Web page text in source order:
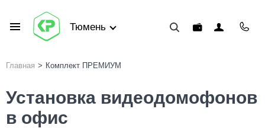
Тюмень
Главная > Комплект ПРЕМИУМ
Установка видеодомофонов
в офис